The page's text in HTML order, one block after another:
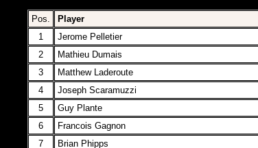
Pos. Player
1
Jerome Pelletier
2
Mathieu Dumais
3
Matthew Laderoute
4
Joseph Scaramuzzi
5
Guy Plante
6
Francois Gagnon
7
Brian Phipps